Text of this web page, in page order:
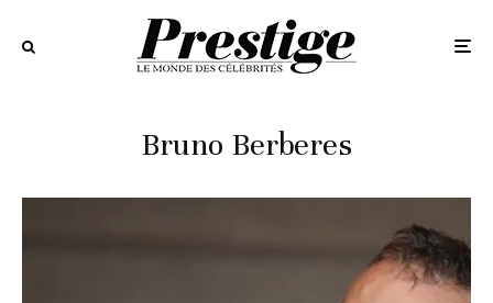
Bruno Berberes